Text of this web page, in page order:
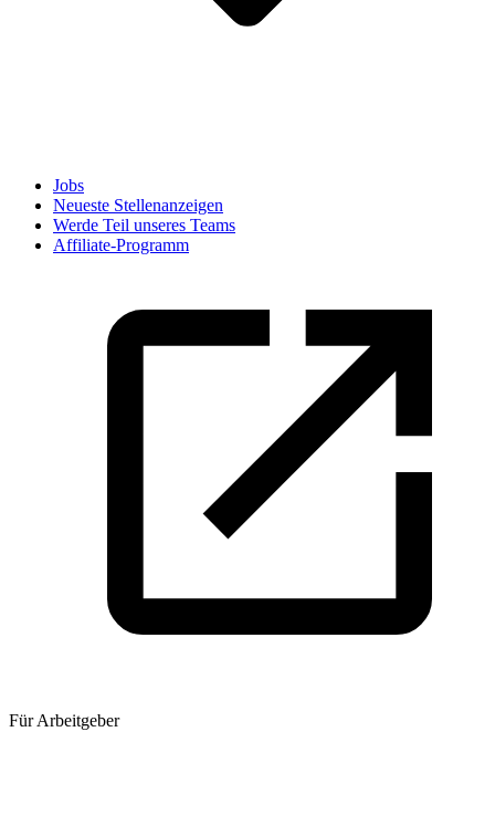
Jobs
Neueste Stellenanzeigen
Werde Teil unseres Teams
Affiliate-Programm
Für Arbeitgeber